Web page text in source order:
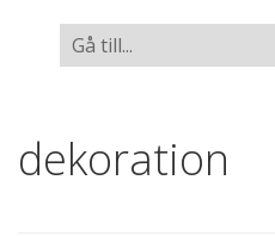
dekoration